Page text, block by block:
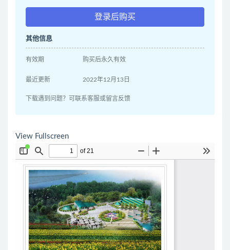
登录后购买
其他信息
有效期 购买后永久有效
最近更新 2022年12月13日
下载遇到问题？可联系客服或留言反馈
View Fullscreen